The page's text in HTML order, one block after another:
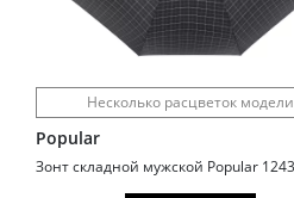
Несколько расцветок модели
Popular